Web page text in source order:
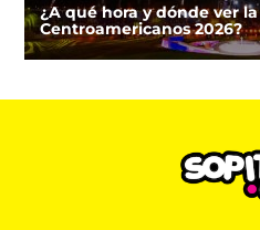
¿A qué hora y dónde ver
Centroamericanos 2026?